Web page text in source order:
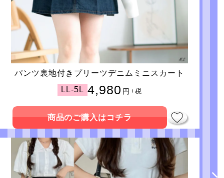
パンツ裏地付きプリーツデニムミニスカート
LL-5L 4,980 円 +税
商品のご購入はコチラ